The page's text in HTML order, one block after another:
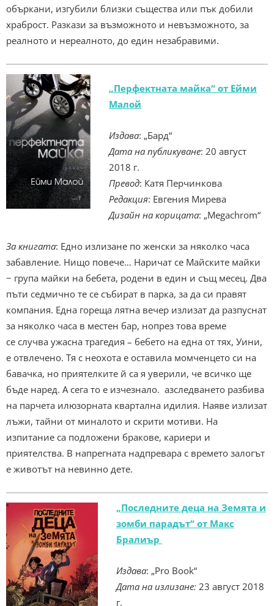
объркани, изгубили близки същества или пък добили
храброст. Разкази за възможното и невъзможното, за
реалното и нереалното, до един незабравими.
„Перфектната майка“ от Ейми
Малой
Издава: „Бард“
Дата на публикуване: 20 август
2018 г.
Превод: Катя Перчинкова
Редакция: Евгения Мирева
Дизайн на корицата: „Megachrom“
За книгата: Едно излизане по женски за няколко часа
забавление. Нищо повече… Наричат се Майските майки
− група майки на бебета, родени в един и същ месец. Два
пъти седмично те се събират в парка, за да си правят
компания. Една гореща лятна вечер излизат да разпуснат
за няколко часа в местен бар, нопрез това време
се случва ужасна трагедия – бебето на една от тях, Уини,
е отвлечено. Тя с неохота е оставила момченцето си на
бавачка, но приятелките й са я уверили, че всичко ще
бъде наред. А сега то е изчезнало. азследването разбива
на парчета илюзорната квартална идилия. Наяве излизат
лъжи, тайни от миналото и скрити мотиви. На
изпитание са подложени бракове, кариери и
приятелства. В напрегната надпревара с времето залогът
е животът на невинно дете.
„Последните деца на Земята и
зомби парадът“ от Макс
Бралиър
Издава: „Pro Book“
Дата на излизане: 23 август 2018
г.